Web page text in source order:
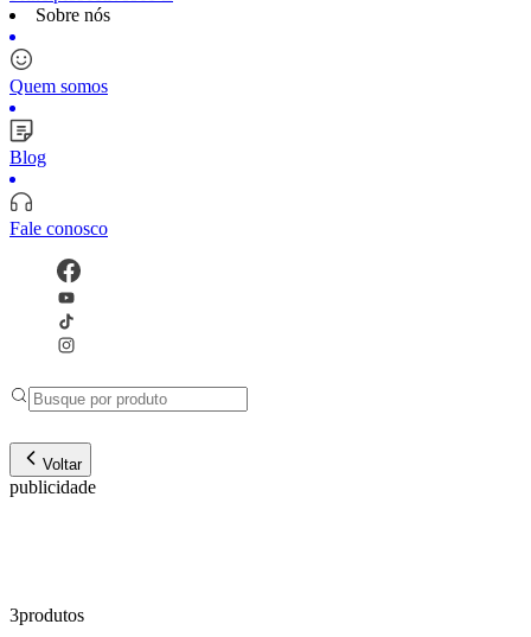
Sobre nós
Quem somos
Blog
Fale conosco
Voltar
publicidade
3produtos